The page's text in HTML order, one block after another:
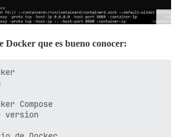
Docker que es bueno conocer:
Compose
version